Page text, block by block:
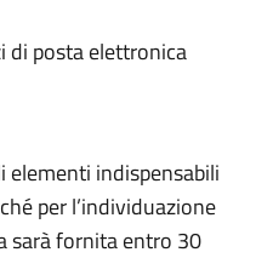
di posta elettronica
indispensabili
per l’individuazione
sarà fornita entro 30